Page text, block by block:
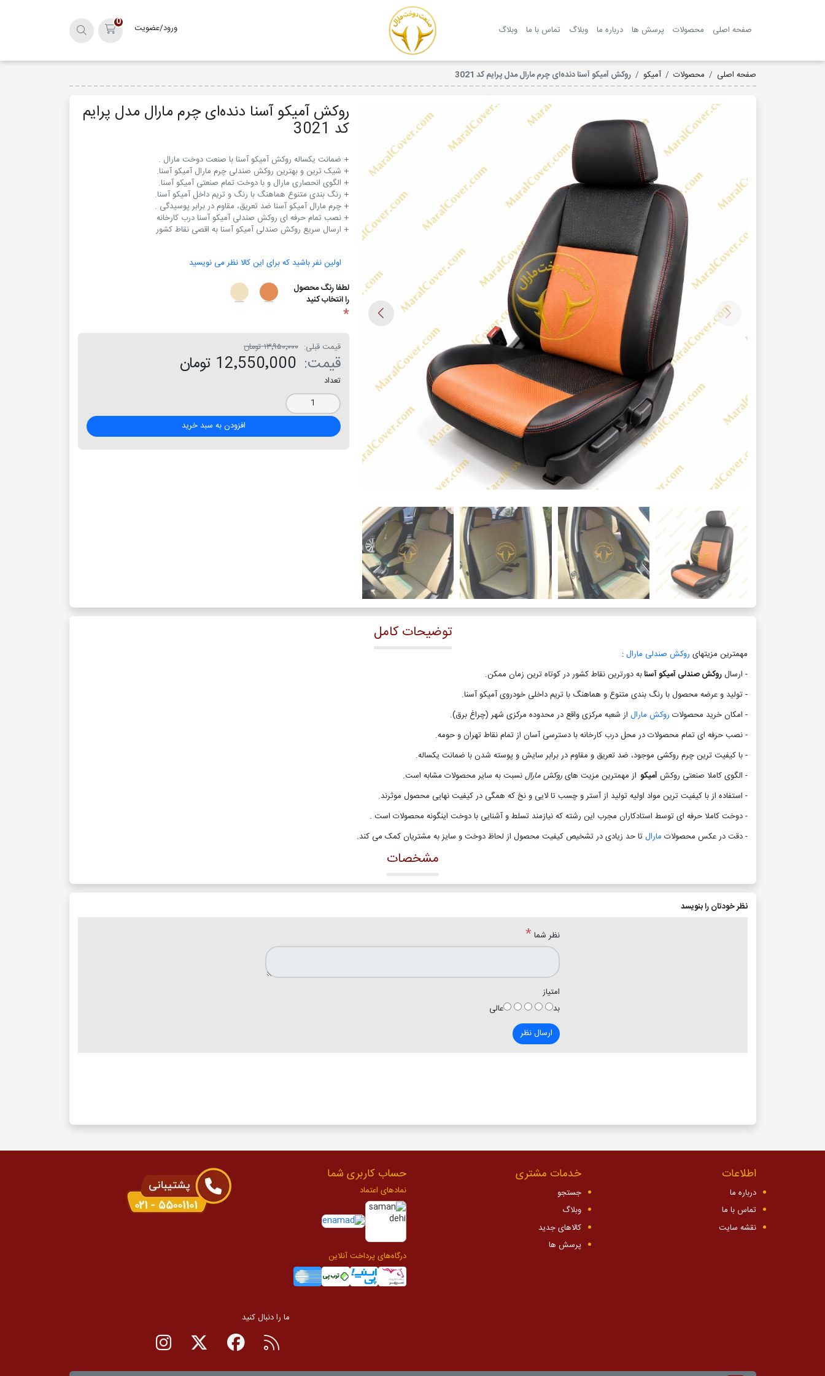
صفحه اصلی محصولات پرسش ها درباره ما وبلاگ تماس با ما وبلاگ
ورود/عضویت
سبد خرید
0
صفحه اصلی محصولات آمیکو روکش آمیکو آسنا دنده‌ای چرم مارال مدل پرایم کد 3021
روکش آمیکو آسنا دنده‌ای چرم مارال مدل پرایم
کد 3021
+ ارسال سریع روکش صندلی آمیکو آسنا به اقصی نقاط کشور
اولین نفر باشید که برای این کالا نظر می نویسید
لطفا رنگ محصول
را انتخاب کنید
*
قیمت قبلی: ۱۳٬۹۵۰٬۰۰۰ تومان
قیمت: 12٬550٬000 تومان
تعداد
افزودن به سبد خرید
توضیحات کامل
مهمترین مزیتهای روکش صندلی مارال:
- ارسالروکش صندلی آمیکو آسنابه دورترین نقاط کشور در کوتاه ترین زمان ممکن.
- تولید و عرضه محصول با رنگ بندی متنوع و هماهنگ با تریم داخلی خودروی آمیکو آسنا.
- امکان خرید محصولات روکش مارال از شعبه مرکزی واقع در محدوده مرکزی شهر (چراغ برق).
- نصب حرفه ای تمام محصولات در محل درب کارخانه با دسترسی آسان از تمام نقاط تهران و حومه.
- با کیفیت ترین چرم روکشی موجود، ضد تعریق و مقاوم در برابر سایش و پوسته شدن با ضمانت یکساله.
- الگوی کاملا صنعتی روکشآمیکو از مهمترین مزیت هایروکش مارالنسبت به سایر محصولات مشابه است.
- استفاده از با کیفیت ترین مواد اولیه تولید از آستر و چسب تا لایی و نخ که همگی در کیفیت نهایی محصول موثرند.
- دوخت کاملا حرفه ای توسط استادکاران مجرب این رشته که نیازمند تسلط و آشنایی با دوخت اینگونه محصولات است .
- دقت در عکس محصولات مارالتا حد زیادی در تشخیص کیفیت محصول از لحاظ دوخت و سایز به مشتریان کمک می کند.
مشخصات
نظر خودتان را بنویسد
نظر شما*
امتیاز
بد
عالی
ارسال نظر
اطلاعات
درباره ما
تماس با ما
نقشه سایت
خدمات مشتری
جستجو
وبلاگ
کالاهای جدید
پرسش ها
حساب کاربری شما
نمادهای اعتماد
درگاه‌های پرداخت آنلاین
ما را دنبال کنید
RSSصفحه فیسبوک
صفحه تویتر
صفحه اینستاگرام